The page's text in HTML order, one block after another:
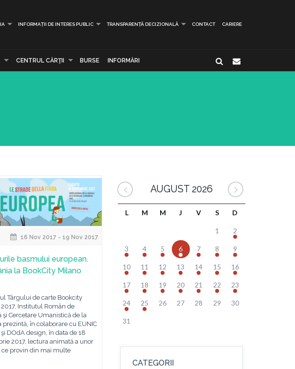
INFORMAȚII DE INTERES PUBLIC TRANSPARENȚĂ DECIZIONALĂ CONTACT CARIERE
CENTRUL CĂRŢII BURSE INFORMĂRI
16 Nov 2017 - 19 Nov 2017
basmului european.
la BookCity Milano
Târgului de carte Bookcity
Institutul Român de
şi Cercetare Umanistică de la
prezintă, în colaborare cu EUNIC
DOdA design, în data de 18
2017, lectura animată a unor
ce provin din mai multe
AUGUST 2026
L M M J V S D
1 2
3 4 5 6 7 8 9
10 11 12 13 14 15 16
17 18 19 20 21 22 23
24 25 26 27 28 29 30
31
CATEGORII